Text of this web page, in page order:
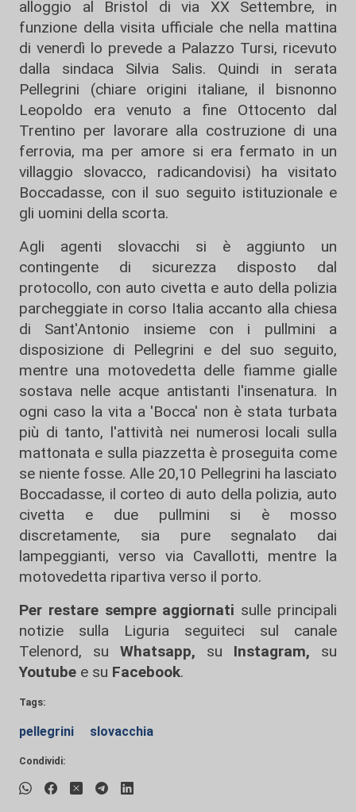
alloggio al Bristol di via XX Settembre, in
funzione della visita ufficiale che nella mattina
di venerdì lo prevede a Palazzo Tursi, ricevuto
dalla sindaca Silvia Salis. Quindi in serata
Pellegrini (chiare origini italiane, il bisnonno
Leopoldo era venuto a fine Ottocento dal
Trentino per lavorare alla costruzione di una
ferrovia, ma per amore si era fermato in un
villaggio slovacco, radicandovisi) ha visitato
Boccadasse, con il suo seguito istituzionale e
gli uomini della scorta.
Agli agenti slovacchi si è aggiunto un
contingente di sicurezza disposto dal
protocollo, con auto civetta e auto della polizia
parcheggiate in corso Italia accanto alla chiesa
di Sant'Antonio insieme con i pullmini a
disposizione di Pellegrini e del suo seguito,
mentre una motovedetta delle fiamme gialle
sostava nelle acque antistanti l'insenatura. In
ogni caso la vita a 'Bocca' non è stata turbata
più di tanto, l'attività nei numerosi locali sulla
mattonata e sulla piazzetta è proseguita come
se niente fosse. Alle 20,10 Pellegrini ha lasciato
Boccadasse, il corteo di auto della polizia, auto
civetta e due pullmini si è mosso
discretamente, sia pure segnalato dai
lampeggianti, verso via Cavallotti, mentre la
motovedetta ripartiva verso il porto.
Per restare sempre aggiornati sulle principali
notizie sulla Liguria seguiteci sul canale
Telenord, su
Whatsapp, su Instagram, su
Youtube e su Facebook.
Tags:
pellegrini slovacchia
Condividi: